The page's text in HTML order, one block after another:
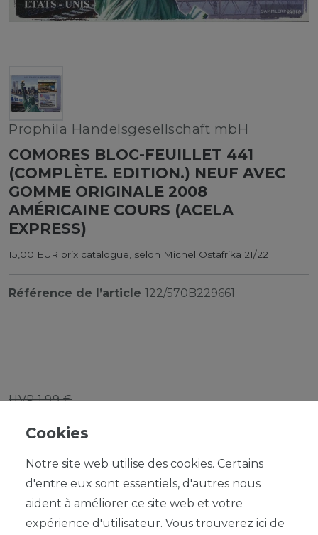
Prophila Handelsgesellschaft mbH
COMORES BLOC-FEUILLET 441
(COMPLÈTE. EDITION.) NEUF AVEC
GOMME ORIGINALE 2008
AMÉRICAINE COURS (ACELA
EXPRESS)
15,00 EUR prix catalogue, selon Michel Ostafrika 21/22
Référence de l’article 122/570B229661
UVP 1,99 €
Cookies
Notre site web utilise des cookies. Certains
d'entre eux sont essentiels, d'autres nous
aident à améliorer ce site web et votre
expérience d'utilisateur. Vous trouverez ici de